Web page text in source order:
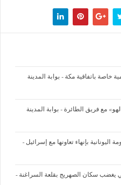
خاصة باتفاقية مكة - بوابة المدينة
مع فريق الطائرة - بوابة المدينة
بإنهاء تعاونها مع إسرائيل -
سكان الصهريج بقلعة السراغنة -